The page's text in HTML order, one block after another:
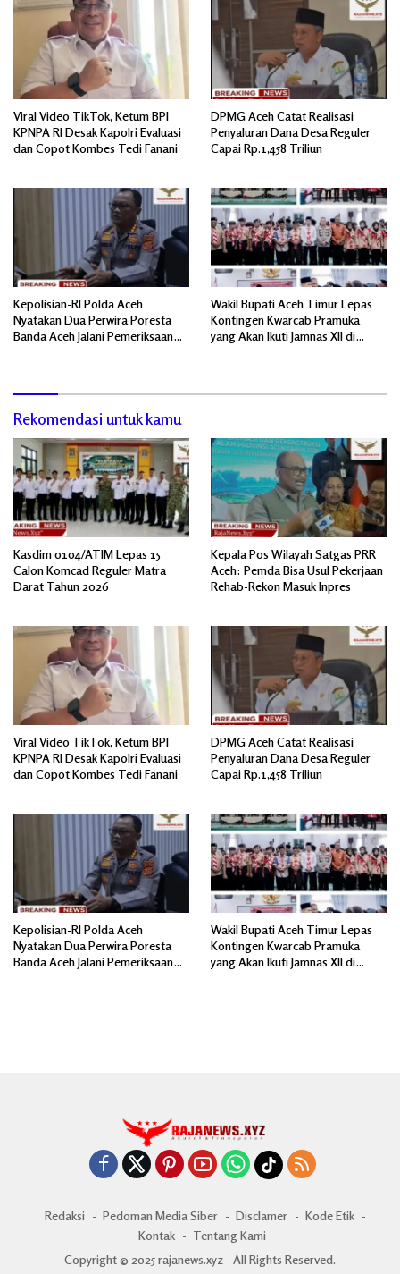
Viral Video TikTok, Ketum BPI
KPNPA RI Desak Kapolri Evaluasi
dan Copot Kombes Tedi Fanani
DPMG Aceh Catat Realisasi
Penyaluran Dana Desa Reguler
Capai Rp.1,458 Triliun
Kepolisian-RI Polda Aceh
Nyatakan Dua Perwira Poresta
Banda Aceh Jalani Pemeriksaan
Wakil Bupati Aceh Timur Lepas
Kontingen Kwarcab Pramuka
yang Akan Ikuti Jamnas XII di
Rekomendasi untuk kamu
Kasdim 0104/ATIM Lepas 15
Calon Komcad Reguler Matra
Darat Tahun 2026
Kepala Pos Wilayah Satgas PRR
Aceh: Pemda Bisa Usul Pekerjaan
Rehab-Rekon Masuk Inpres
Viral Video TikTok, Ketum BPI
KPNPA RI Desak Kapolri Evaluasi
dan Copot Kombes Tedi Fanani
DPMG Aceh Catat Realisasi
Penyaluran Dana Desa Reguler
Capai Rp.1,458 Triliun
Kepolisian-RI Polda Aceh
Nyatakan Dua Perwira Poresta
Banda Aceh Jalani Pemeriksaan
Wakil Bupati Aceh Timur Lepas
Kontingen Kwarcab Pramuka
yang Akan Ikuti Jamnas XII di
Redaksi Pedoman Media Siber Disclamer
Kode Etik
Kontak
Tentang Kami
Copyright © 2025 rajanews.xyz - All Rights Reserved.